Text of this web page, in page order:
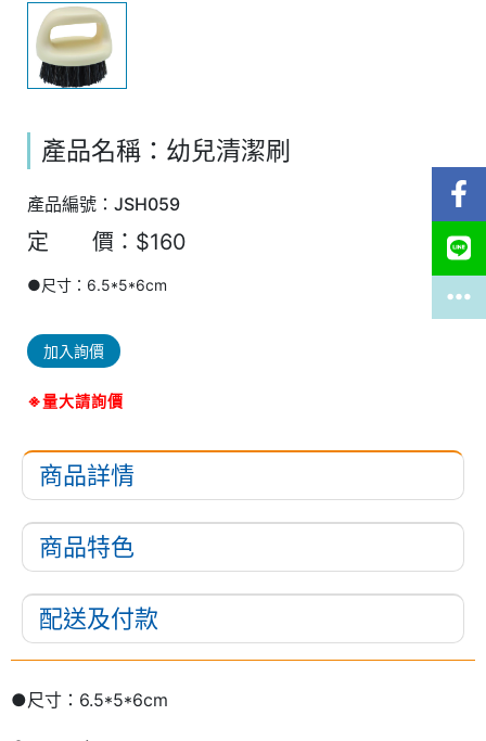
產品名稱：幼兒清潔刷
產品編號：JSH059
定 價：$160
●尺寸：6.5*5*6cm
加入詢價
※量大請詢價
商品詳情
商品特色
配送及付款
●尺寸：6.5*5*6cm